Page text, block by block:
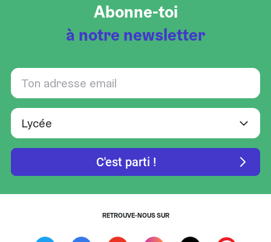
Abonne-toi
à notre newsletter
RETROUVE-NOUS SUR